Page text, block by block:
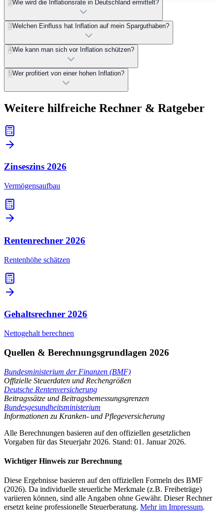
2Wie wird die Inflationsrate in Deutschland ermittelt?
3Welchen Einfluss hat Inflation auf mein Sparguthaben?
4Wie kann man sich vor Inflation schützen?
5Wer profitiert von einer hohen Inflation?
Weitere hilfreiche Rechner & Ratgeber
Zinseszins 2026
Vermögensaufbau
Rentenrechner 2026
Rentenhöhe schätzen
Gehaltsrechner 2026
Nettogehalt berechnen
Quellen & Berechnungsgrundlagen 2026
Bundesministerium der Finanzen (BMF)
Offizielle Steuerdaten und Rechengrößen
Deutsche Rentenversicherung
Beitragssätze und Beitragsbemessungsgrenzen
Bundesgesundheitsministerium
Informationen zu Kranken- und Pflegeversicherung
Alle Berechnungen basieren auf den offiziellen gesetzlichen
Vorgaben für das Steuerjahr 2026. Stand: 01. Januar 2026.
Wichtiger Hinweis zur Berechnung
Diese Ergebnisse basieren auf den offiziellen Formeln des BMF
(2026). Da individuelle steuerliche Merkmale (z.B. Freibeträge)
variieren können, sind alle Angaben ohne Gewähr. Dieser Rechner
ersetzt keine professionelle Steuerberatung. Mehr im Impressum.